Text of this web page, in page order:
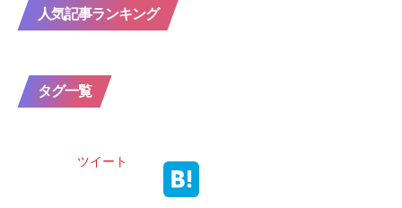
人気記事ランキング
タグ一覧
ツイート